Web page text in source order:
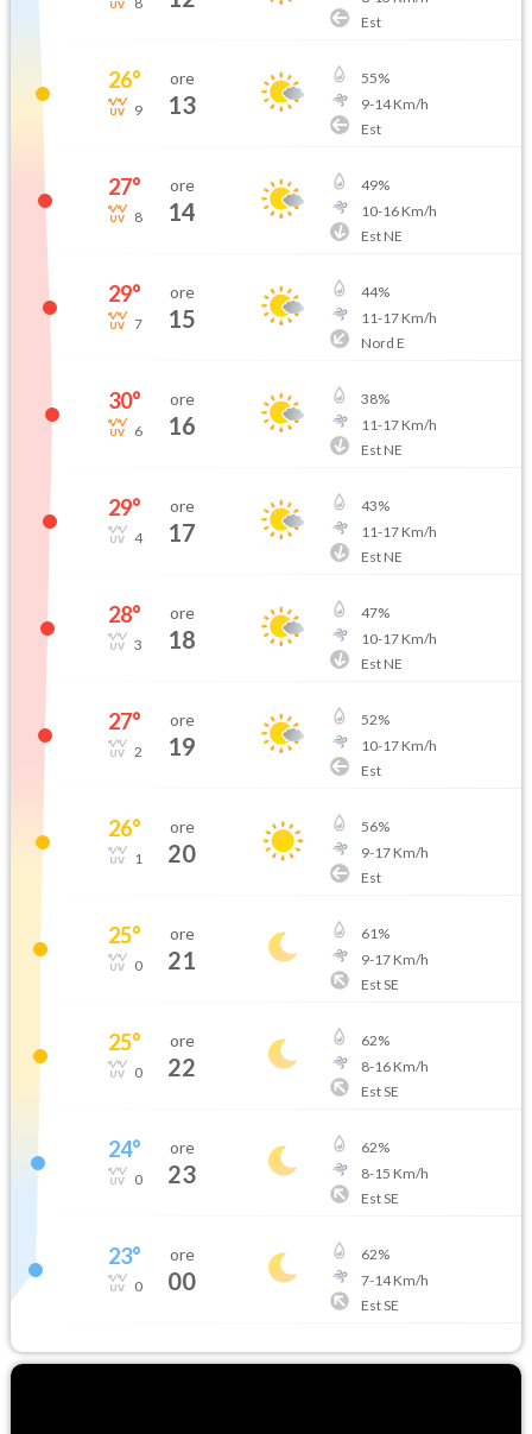
Est
26°
9
ore
13
55%
9-14Km/h
Est
27°
8
ore
14
49%
10-16Km/h
Est NE
29°
7
ore
15
44%
11-17Km/h
Nord E
30°
6
ore
16
38%
11-17Km/h
Est NE
29°
4
ore
17
43%
11-17Km/h
Est NE
28°
3
ore
18
47%
10-17Km/h
Est NE
27°
2
ore
19
52%
10-17Km/h
Est
26°
1
ore
20
56%
9-17Km/h
Est
25°
0
ore
21
61%
9-17Km/h
Est SE
25°
0
ore
22
62%
8-16Km/h
Est SE
24°
0
ore
23
62%
8-15 Km/h
Est SE
23°
0
ore
00
62%
7-14Km/h
Est SE